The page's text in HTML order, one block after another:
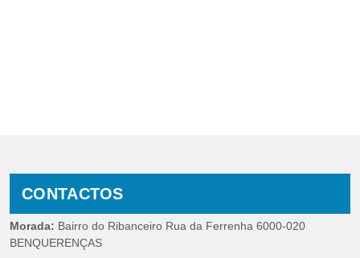
CONTACTOS
Morada: Bairro do Ribanceiro Rua da Ferrenha 6000-020
BENQUERENÇAS